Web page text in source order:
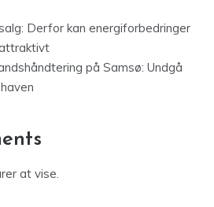
Derfor kan energiforbedringer
på Samsø: Undgå
at vise.